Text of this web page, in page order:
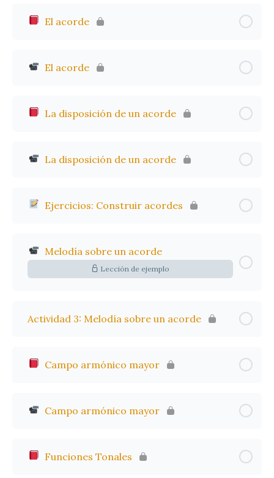
El acorde
El acorde
La disposición de un acorde
La disposición de un acorde
Ejercicios: Construir acordes
Melodía sobre un acorde
Lección de ejemplo
Actividad 3: Melodía sobre un acorde
Campo armónico mayor
Campo armónico mayor
Funciones Tonales